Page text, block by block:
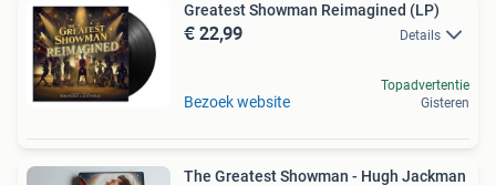
Greatest Showman Reimagined (LP)
€ 22,99 Details
Bezoek website
Topadvertentie
Gisteren
The Greatest Showman - Hugh Jackman